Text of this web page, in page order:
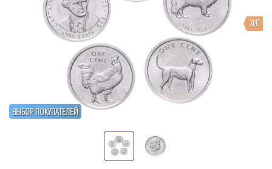
ВЫБОР ПОКУПАТЕЛЕЙ
ХИТ